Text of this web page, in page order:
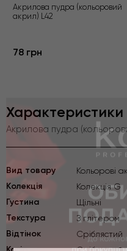
Акрилова пудра (кольоровий
акрил) L42
78 грн
Характеристики
Акрилова пудра
Вид товару Кольорові
Kолекція Колекція G
Густина Щільні
Текстура З глітером
Відтінок Сріблястий